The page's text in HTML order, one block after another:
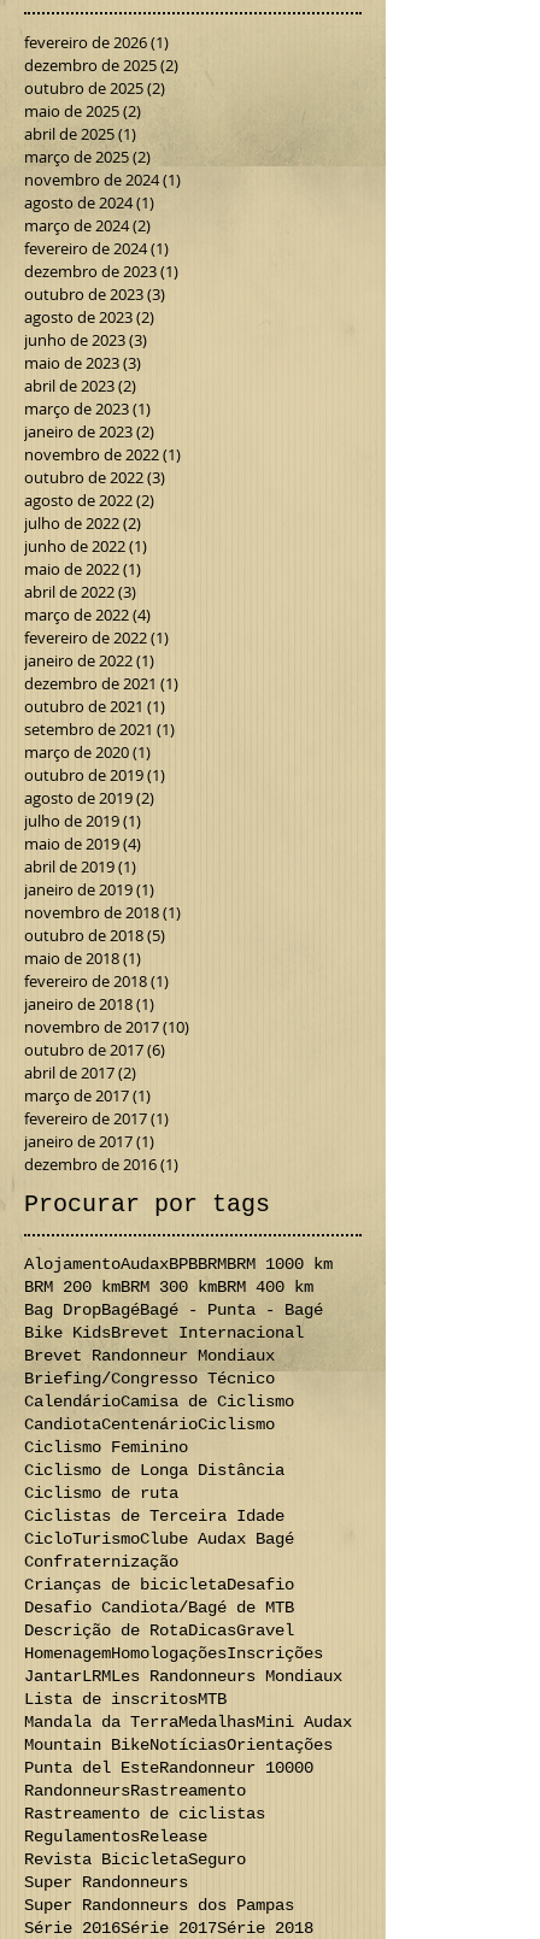
fevereiro de 2026(1)
dezembro de 2025(2)
outubro de 2025(2)
maio de 2025(2)
abril de 2025(1)
março de 2025(2)
novembro de 2024(1)
agosto de 2024(1)
março de 2024(2)
fevereiro de 2024(1)
dezembro de 2023(1)
outubro de 2023(3)
agosto de 2023(2)
junho de 2023(3)
maio de 2023(3)
abril de 2023(2)
março de 2023(1)
janeiro de 2023(2)
novembro de 2022(1)
outubro de 2022(3)
agosto de 2022(2)
julho de 2022(2)
junho de 2022(1)
maio de 2022(1)
abril de 2022(3)
março de 2022(4)
fevereiro de 2022(1)
janeiro de 2022(1)
dezembro de 2021 (1)
outubro de 2021 (1)
setembro de 2021 (1)
março de 2020(1)
outubro de 2019(1)
agosto de 2019(2)
julho de 2019(1)
maio de 2019(4)
abril de 2019(1)
janeiro de 2019(1)
novembro de 2018(1)
outubro de 2018(5)
maio de 2018(1)
fevereiro de 2018(1)
janeiro de 2018(1)
novembro de 2017(10)
outubro de 2017(6)
abril de 2017(2)
março de 2017(1)
fevereiro de 2017(1)
janeiro de 2017(1)
dezembro de 2016(1)
Procurar por tags
AlojamentoAudaxBPBBRMBRM 1000 km
BRM 200 kmBRM 300 kmBRM 400 km
Bag DropBagéBagé - Punta - Bagé
Bike KidsBrevet Internacional
Brevet Randonneur Mondiaux
Briefing/Congresso Técnico
CalendárioCamisa de Ciclismo
CandiotaCentenárioCiclismo
Ciclismo Feminino
Ciclismo de Longa Distância
Ciclismo de ruta
Ciclistas de Terceira Idade
CicloTurismoClube Audax Bagé
Confraternização
Crianças de bicicletaDesafio
Desafio Candiota/Bagé de MTB
Descrição de RotaDicasGravel
HomenagemHomologaçõesInscrições
JantarLRMLes Randonneurs Mondiaux
Lista de inscritosMTB
Mandala da TerraMedalhasMini Audax
Mountain BikeNotíciasOrientações
Punta del EsteRandonneur 10000
RandonneursRastreamento
Rastreamento de ciclistas
RegulamentosRelease
Revista BicicletaSeguro
Super Randonneurs
Super Randonneurs dos Pampas
Série 2016Série 2017Série 2018